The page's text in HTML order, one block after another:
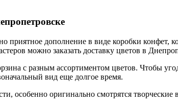
приятное дополнение в виде коробки
можно заказать доставку цветов в
с разным ассортиментом цветов. Чтобы
вид еще долгое время.
особенно оригинально смотрятся